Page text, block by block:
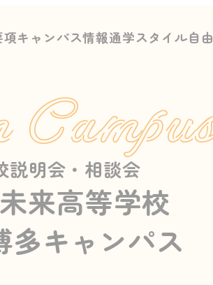
キャンパス情報通学スタイル自
説明会・相談会
来高等学校
多キャンパス